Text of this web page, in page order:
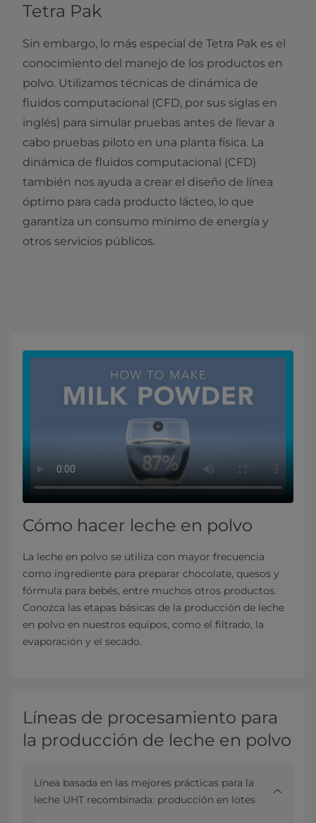
Tetra Pak
Sin embargo, lo más especial de Tetra Pak es el
conocimiento del manejo de los productos en
polvo. Utilizamos técnicas de dinámica de
fluidos computacional (CFD, por sus siglas en
inglés) para simular pruebas antes de llevar a
cabo pruebas piloto en una planta física. La
dinámica de fluidos computacional (CFD)
también nos ayuda a crear el diseño de línea
óptimo para cada producto lácteo, lo que
garantiza un consumo mínimo de energía y
otros servicios públicos.​​
Cómo hacer leche en polvo
La leche en polvo se utiliza con mayor frecuencia
como ingrediente para preparar chocolate, quesos y
fórmula para bebés, entre muchos otros productos.
Conozca las etapas básicas de la producción de leche
en polvo en nuestros equipos, como el filtrado, la
evaporación y el secado.
Líneas de procesamiento para
la producción de leche en polvo
Línea basada en las mejores prácticas para la
leche UHT recombinada: producción en lotes